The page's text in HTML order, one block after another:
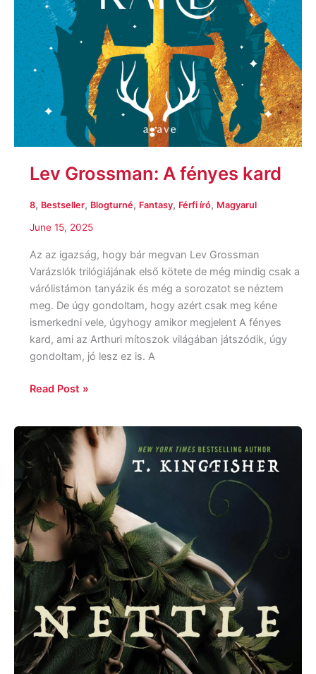
Lev Grossman: A fényes kard
8, Bestseller, Blogturné, Fantasy, Férfi író, Magyarul
June 15, 2025
Az az igazság, hogy bár megvan Lev Grossman
Varázslók trilógiájának első kötete de még mindig csak a
várólistámon tanyázik és még a sorozatot se néztem
meg. De úgy gondoltam, hogy azért csak meg kéne
ismerkedni vele, úgyhogy amikor megjelent A fényes
kard, ami az Arthuri mítoszok világában játszódik, úgy
gondoltam, jó lesz ez is. A
Read Post »
T.
Kingfisher:
Nettle
and
Bone